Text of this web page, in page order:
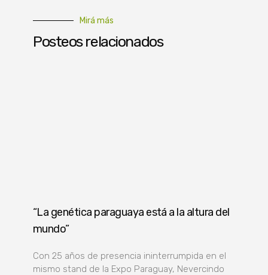
Mirá más
Posteos relacionados
“La genética paraguaya está a la altura del
mundo”
Con 25 años de presencia ininterrumpida en el
mismo stand de la Expo Paraguay, Nevercindo